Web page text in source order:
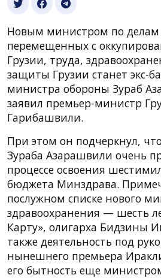
Новым министром по
перемещенных с
Грузии, труда,
защиты Грузии станет экс-
министра обороны Зураб
заявил премьер-министр
Гарибашвили.
При этом он подчеркнул,
Зураба Азарашвили очень
процессе освоения
бюджета Минздрава.
послужном списке нового
здравоохранения — шесть
Карту», олигарха Бидзины
также деятельность под
нынешнего премьера
его бытность еще